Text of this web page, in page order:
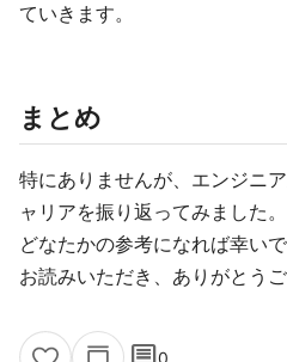
ていきます。
まとめ
特にありませんが、エンジニ
ャリアを振り返ってみました。
どなたかの参考になれば幸いで
お読みいただき、ありがとう
0